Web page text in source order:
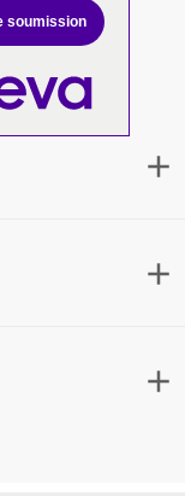
soumission